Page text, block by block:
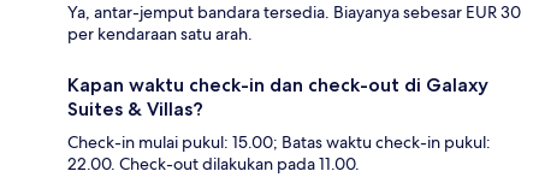
Ya, antar-jemput bandara tersedia. Biayanya sebesar EUR 30
per kendaraan satu arah.
Kapan waktu check-in dan check-out di Galaxy
Suites & Villas?
Check-in mulai pukul: 15.00; Batas waktu check-in pukul:
22.00. Check-out dilakukan pada 11.00.